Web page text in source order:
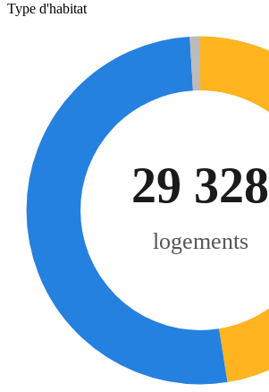
Type d'habitat
29 328
logements